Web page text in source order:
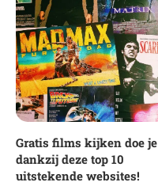
Gratis films kijken doe je
dankzij deze top 10
uitstekende websites!